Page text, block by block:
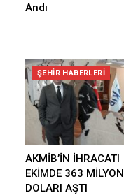
Andı
ŞEHIR HABERLERI
AKMİB’İN İHRACATI
EKİMDE 363 MİLYON
DOLARI AŞTI